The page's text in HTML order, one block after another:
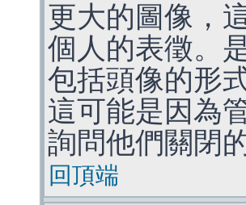
更大的圖像，
個人的表徵。
包括頭像的形
這可能是因為
詢問他們關閉
回頂端